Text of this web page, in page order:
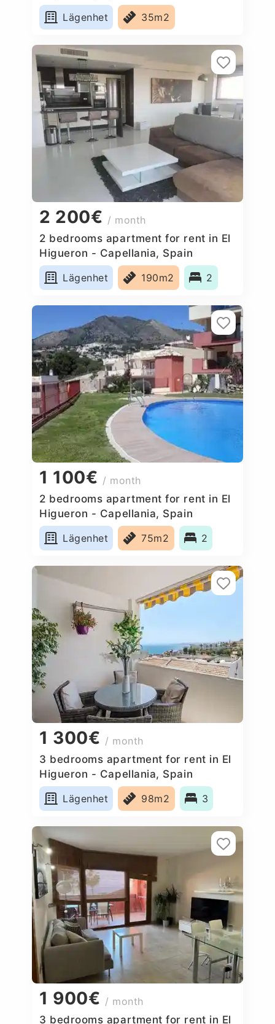
Lägenhet
35m2
2 200€ / month
2 bedrooms apartment for rent in El
Higueron - Capellania, Spain
Lägenhet
190m2 2
1 100€ / month
2 bedrooms apartment for rent in El
Higueron - Capellania, Spain
Lägenhet
75m2 2
1 300€ / month
3 bedrooms apartment for rent in El
Higueron - Capellania, Spain
Lägenhet
98m2 3
1 900€ / month
3 bedrooms apartment for rent in El